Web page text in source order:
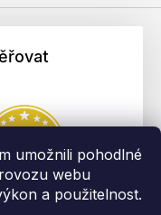
umožnili pohodlné
webu
a použitelnost.